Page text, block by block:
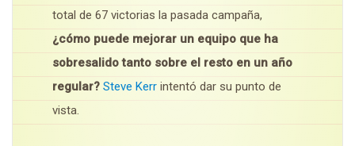
total de 67 victorias la pasada campaña,
¿cómo puede mejorar un equipo que ha
sobresalido tanto sobre el resto en un año
regular? Steve Kerr intentó dar su punto de
vista.